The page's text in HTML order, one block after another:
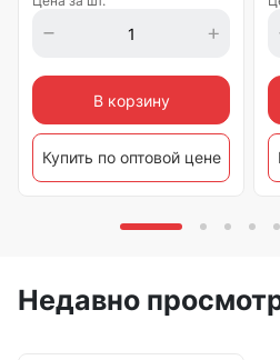
В корзину
Купить по оптовой цене
Недавно